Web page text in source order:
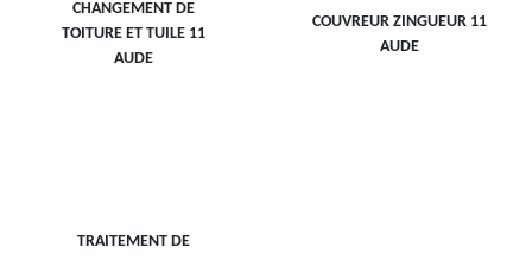
CHANGEMENT DE
TOITURE ET TUILE 11
AUDE
COUVREUR ZINGUEUR 11
AUDE
TRAITEMENT DE